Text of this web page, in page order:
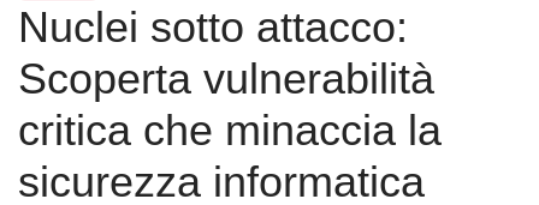
Nuclei sotto attacco:
Scoperta vulnerabilità
critica che minaccia la
sicurezza informatica